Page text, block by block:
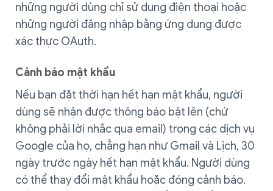
những người dùng chỉ sử dụng điện thoại hoặc
những người đăng nhập bằng ứng dụng được
xác thực OAuth.
Cảnh báo mật khẩu
Nếu bạn đặt thời hạn hết hạn mật khẩu, người
dùng sẽ nhận được thông báo bật lên (chứ
không phải lời nhắc qua email) trong các dịch vụ
Google của họ, chẳng hạn như Gmail và Lịch, 30
ngày trước ngày hết hạn mật khẩu. Người dùng
có thể thay đổi mật khẩu hoặc đóng cảnh báo.